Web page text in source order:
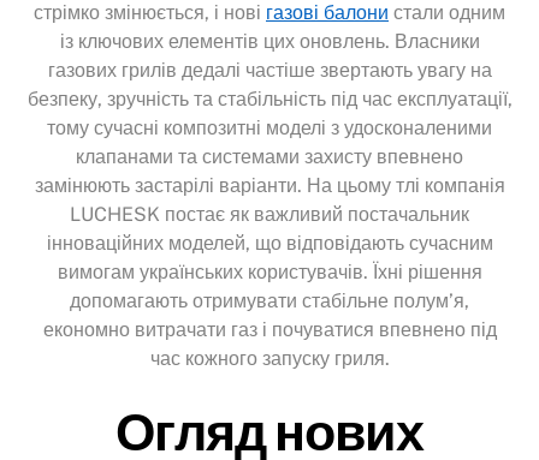
стрімко змінюється, і нові газові балони стали одним
із ключових елементів цих оновлень. Власники
газових грилів дедалі частіше звертають увагу на
безпеку, зручність та стабільність під час експлуатації,
тому сучасні композитні моделі з удосконаленими
клапанами та системами захисту впевнено
замінюють застарілі варіанти. На цьому тлі компанія
LUCHESK постає як важливий постачальник
інноваційних моделей, що відповідають сучасним
вимогам українських користувачів. Їхні рішення
допомагають отримувати стабільне полум’я,
економно витрачати газ і почуватися впевнено під
час кожного запуску гриля.
Огляд нових